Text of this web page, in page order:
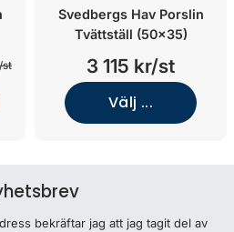
/st
Svedbergs Hav Porslin
Tvättställ (50x35)
3 115 kr/st
Välj ...
bekräftar jag att jag tagit del av